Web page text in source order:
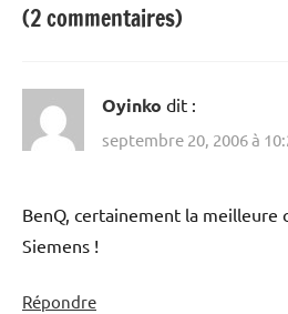
(2 commentaires)
Oyinko dit :
septembre 20, 2006 à
BenQ, certainement la meilleure
Siemens !
Répondre